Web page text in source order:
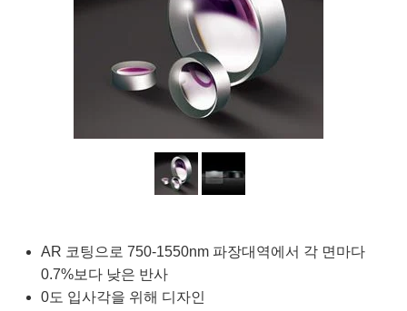
Sputtering) Coated Optics
Stage Micrometers
and Optomechanics
and Roughness Standards
and Detection
Processing
Development Systems
and Detection
and Production
and Detection
AR 코팅으로 750-1550nm 파장대역에서 각 면마다
0.7%보다 낮은 반사
0도 입사각을 위해 디자인